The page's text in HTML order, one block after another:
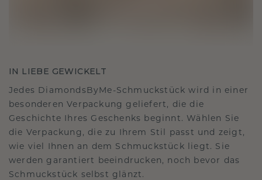
IN LIEBE GEWICKELT
Jedes DiamondsByMe-Schmuckstück wird in einer
besonderen Verpackung geliefert, die die
Geschichte Ihres Geschenks beginnt. Wählen Sie
die Verpackung, die zu Ihrem Stil passt und zeigt,
wie viel Ihnen an dem Schmuckstück liegt. Sie
werden garantiert beeindrucken, noch bevor das
Schmuckstück selbst glänzt.